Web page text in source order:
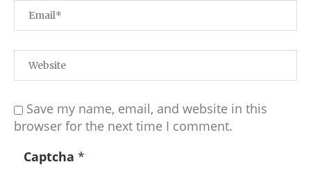
Save my name, email, and website in this
browser for the next time I comment.
Captcha *